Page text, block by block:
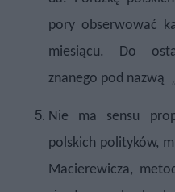
pory obserwować
miesiącu. Do
znanego pod nazwą
Nie ma sensu
polskich polityków,
Macierewicza,